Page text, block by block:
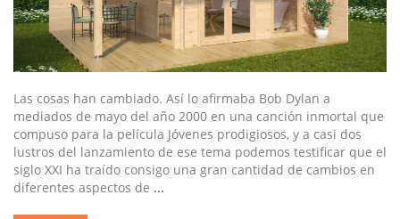
Las cosas han cambiado. Así lo afirmaba Bob Dylan a
mediados de mayo del año 2000 en una canción inmortal que
compuso para la película Jóvenes prodigiosos, y a casi dos
lustros del lanzamiento de ese tema podemos testificar que el
siglo XXI ha traído consigo una gran cantidad de cambios en
diferentes aspectos de ...